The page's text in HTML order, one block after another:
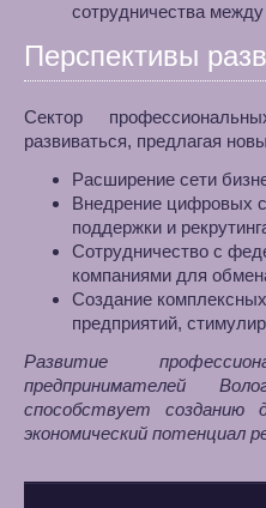
сотрудничества
Перспективы
Сектор
развиваться, предлагая
Расширение сети
Внедрение цифровых
поддержки и
Сотрудничество с
компаниями для
Создание
предприятий,
Развитие
предпринимателей
способствует созданию
экономический потенциал